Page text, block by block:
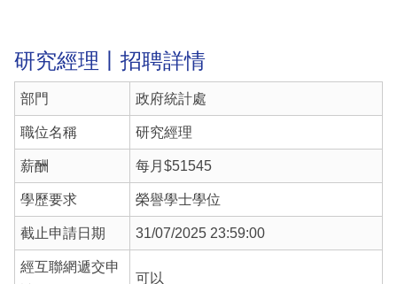
研究經理丨招聘詳情
部門 政府統計處
職位名稱 研究經理
薪酬 每月$51545
學歷要求 榮譽學士學位
截止申請日期 31/07/2025 23:59:00
經互聯網遞交申
可以